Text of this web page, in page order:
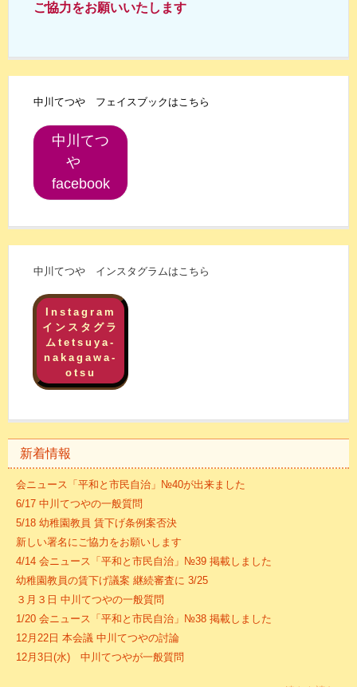
ご協力をお願いいたします
中川てつや フェイスブックはこちら
中川てつ
や
facebook
中川てつや インスタグラムはこちら
Instagram
インスタグラ
ムtetsuya-
nakagawa-
otsu
新着情報
会ニュース「平和と市民自治」№40が出来ました
6/17 中川てつやの一般質問
5/18 幼稚園教員 賃下げ条例案否決
新しい署名にご協力をお願いします
4/14 会ニュース「平和と市民自治」№39 掲載しました
幼稚園教員の賃下げ議案 継続審査に 3/25
３月３日 中川てつやの一般質問
1/20 会ニュース「平和と市民自治」№38 掲載しました
12月22日 本会議 中川てつやの討論
12月3日(水) 中川てつやが一般質問